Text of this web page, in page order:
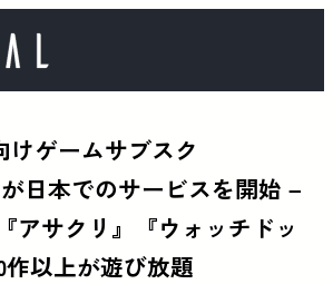
けゲームサブスク
日本でのサービスを開始 –
アサクリ』『ウォッチドッ
作以上が遊び放題